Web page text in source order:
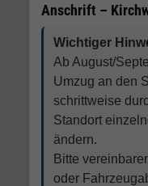
Anschrift –
Wichtiger
Ab August/
Umzug an den
schrittweise
Standort
ändern.
Bitte
oder